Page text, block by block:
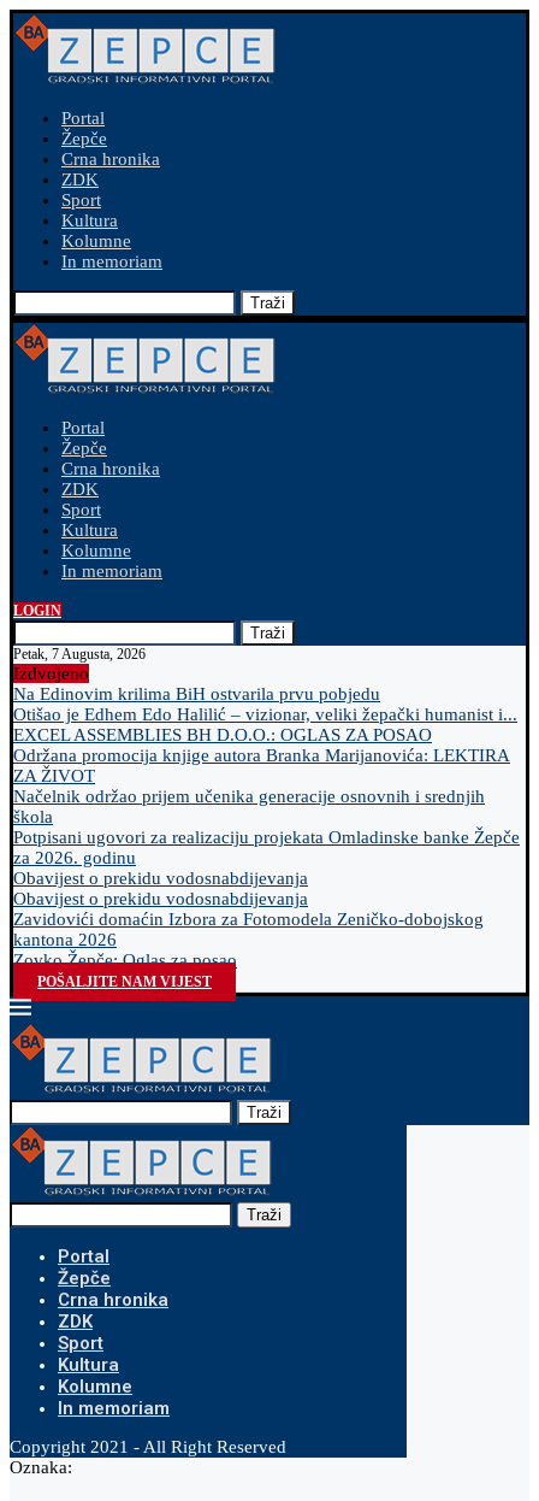
Portal
Žepče
Crna hronika
ZDK
Sport
Kultura
Kolumne
In memoriam
Traži
Portal
Žepče
Crna hronika
ZDK
Sport
Kultura
Kolumne
In memoriam
LOGIN
Traži
Petak, 7 Augusta, 2026
Izdvojeno
Na Edinovim krilima BiH ostvarila prvu pobjedu
Otišao je Edhem Edo Halilić – vizionar, veliki žepački humanist i...
EXCEL ASSEMBLIES BH D.O.O.: OGLAS ZA POSAO
Održana promocija knjige autora Branka Marijanovića: LEKTIRA
ZA ŽIVOT
Načelnik održao prijem učenika generacije osnovnih i srednjih
škola
Potpisani ugovori za realizaciju projekata Omladinske banke Žepče
za 2026. godinu
Obavijest o prekidu vodosnabdijevanja
Obavijest o prekidu vodosnabdijevanja
Zavidovići domaćin Izbora za Fotomodela Zeničko-dobojskog
kantona 2026
Zovko Žepče: Oglas za posao
POŠALJITE NAM VIJEST
Traži
Traži
Portal
Žepče
Crna hronika
ZDK
Sport
Kultura
Kolumne
In memoriam
Copyright 2021 - All Right Reserved
Oznaka: